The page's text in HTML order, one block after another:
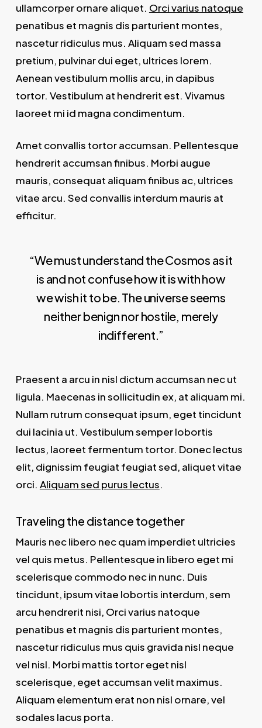
ullamcorper ornare aliquet. Orci varius natoque
penatibus et magnis dis parturient montes,
nascetur ridiculus mus. Aliquam sed massa
pretium, pulvinar dui eget, ultrices lorem.
Aenean vestibulum mollis arcu, in dapibus
tortor. Vestibulum at hendrerit est. Vivamus
laoreet mi id magna condimentum.
Amet convallis tortor accumsan. Pellentesque
hendrerit accumsan finibus. Morbi augue
mauris, consequat aliquam finibus ac, ultrices
vitae arcu. Sed convallis interdum mauris at
efficitur.
“We must understand the Cosmos as it
is and not confuse how it is with how
we wish it to be. The universe seems
neither benign nor hostile, merely
indifferent.”
Praesent a arcu in nisl dictum accumsan nec ut
ligula. Maecenas in sollicitudin ex, at aliquam mi.
Nullam rutrum consequat ipsum, eget tincidunt
dui lacinia ut. Vestibulum semper lobortis
lectus, laoreet fermentum tortor. Donec lectus
elit, dignissim feugiat feugiat sed, aliquet vitae
orci. Aliquam sed purus lectus.
Traveling the distance together
Mauris nec libero nec quam imperdiet ultricies
vel quis metus. Pellentesque in libero eget mi
scelerisque commodo nec in nunc. Duis
tincidunt, ipsum vitae lobortis interdum, sem
arcu hendrerit nisi, Orci varius natoque
penatibus et magnis dis parturient montes,
nascetur ridiculus mus quis gravida nisl neque
vel nisl. Morbi mattis tortor eget nisl
scelerisque, eget accumsan velit maximus.
Aliquam elementum erat non nisl ornare, vel
sodales lacus porta.